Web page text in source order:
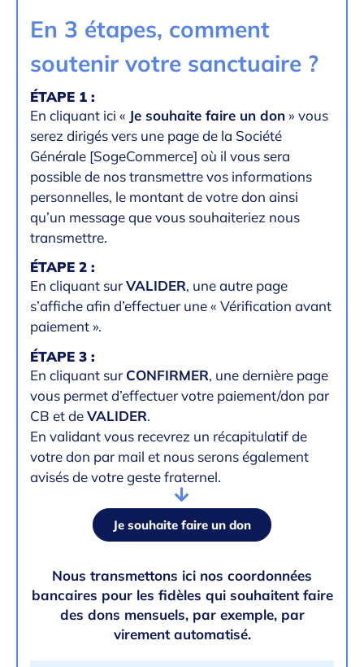
En 3 étapes, comment
soutenir votre sanctuaire ?
ÉTAPE 1 :
En cliquant ici « Je souhaite faire un don» vous
serez dirigés vers une page de la Société
Générale [SogeCommerce] où il vous sera
possible de nos transmettre vos informations
personnelles, le montant de votre don ainsi
qu’un message que vous souhaiteriez nous
transmettre.
ÉTAPE 2 :
En cliquant surVALIDER, une autre page
s’affiche afin d’effectuer une « Vérification avant
paiement ».
ÉTAPE 3 :
En cliquant sur CONFIRMER, une dernière page
vous permet d’effectuer votre paiement/don par
CB et deVALIDER.
En validant vous recevrez un récapitulatif de
votre don par mail et nous serons également
avisés de votre geste fraternel.
Je souhaite faire un don
Nous transmettons ici nos coordonnées
bancaires pour les fidèles qui souhaitent faire
des dons mensuels, par exemple, par
virement automatisé.